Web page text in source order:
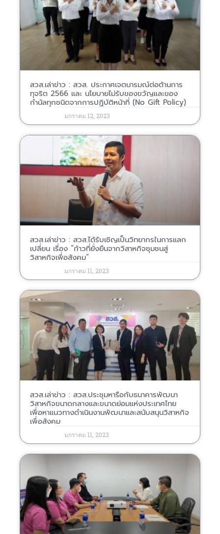
สวส.เล่าข่าว : สวส. ประกาศเจตนารมณ์ต่อต้านการ
ทุจริต 2566 และ นโยบายไม่รับของขวัญและของ
กำนัลทุกชนิดจากการปฏิบัติหน้าที่ (No Gift Policy)
มกราคม 12, 2023
สวส.เล่าข่าว : สวส.ได้รับเชิญเป็นวิทยากรในการแลก
เปลี่ยน เรื่อง “ก้าวที่ยั่งยืนจากวิสาหกิจชุมชนสู่
วิสาหกิจเพื่อสังคม”
มกราคม 11, 2023
สวส.เล่าข่าว : สวส.ประชุมหารือกับธนาคารพัฒนา
วิสาหกิจขนาดกลางและขนาดย่อมแห่งประเทศไทย
เพื่อหาแนวทางดำเนินงานพัฒนาและสนับสนุนวิสาหกิจ
เพื่อสังคม
มกราคม 11, 2023